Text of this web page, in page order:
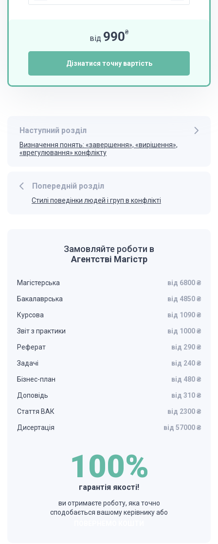
від 990₴
Дізнатися точну вартість
Попередній розділ
Стилі поведінки людей і груп в конфлікті
Наступний розділ
Визначення понять: «завершення», «вирішення»,
«врегулювання» конфлікту
Замовляйте роботи в
Агентстві Магістр
Магістерська від 6800 ₴
Бакалаврська від 4850 ₴
Курсова від 1090 ₴
Звіт з практики від 1000 ₴
Реферат від 290 ₴
Задачі від 240 ₴
Бізнес-план від 480 ₴
Доповідь від 310 ₴
Стаття ВАК від 2300 ₴
Дисертація від 57000 ₴
100%
гарантія якості!
ви отримаєте роботу, яка точно
сподобається вашому керівнику або